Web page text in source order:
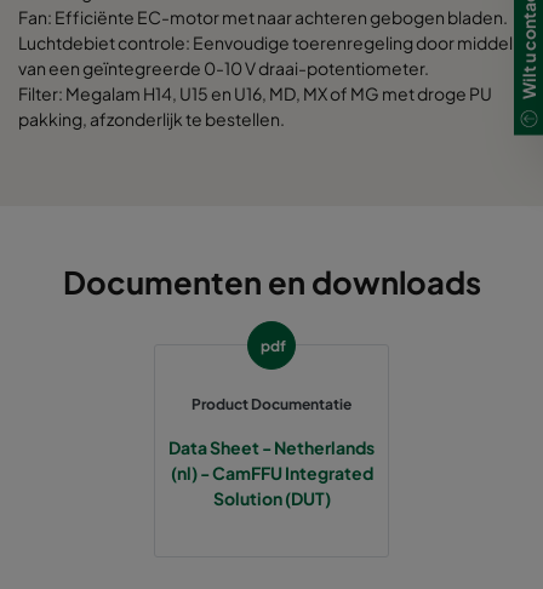
Fan: Efficiënte EC-motor met naar achteren gebogen bladen.
Luchtdebiet controle: Eenvoudige toerenregeling door middel
van een geïntegreerde 0-10 V draai-potentiometer.
Filter: Megalam H14, U15 en U16, MD, MX of MG met droge PU
pakking, afzonderlijk te bestellen.
Documenten en downloads
pdf
Product Documentatie
Data Sheet - Netherlands
(nl) - CamFFU Integrated
Solution (DUT)